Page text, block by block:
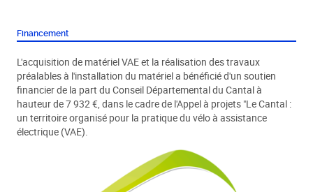
Financement
L'acquisition de matériel VAE et la réalisation des travaux
préalables à l'installation du matériel a bénéficié d'un soutien
financier de la part du Conseil Départemental du Cantal à
hauteur de 7 932 €, dans le cadre de l'Appel à projets "Le Cantal :
un territoire organisé pour la pratique du vélo à assistance
électrique (VAE).